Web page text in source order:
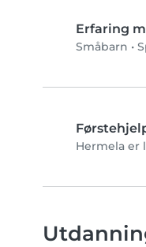
Erfaring
Småbarn •
Hermela er